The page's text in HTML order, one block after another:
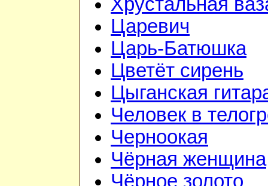
Хрустальная
Царевич
Царь-Батюшка
Цветёт сирень
Цыганская
Человек в
Черноокая
Чёрная женщина
Чёрное золото